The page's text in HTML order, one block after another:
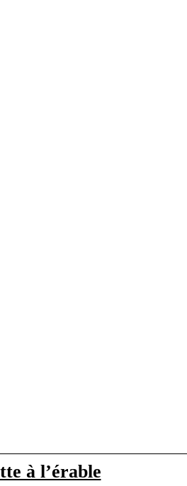
à l’érable